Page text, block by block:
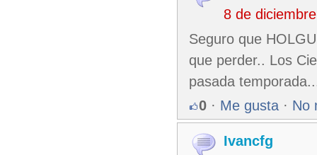
8 de
Seguro que
que perder.. Los
pasada
0 · Me gusta · No
Ivancfg